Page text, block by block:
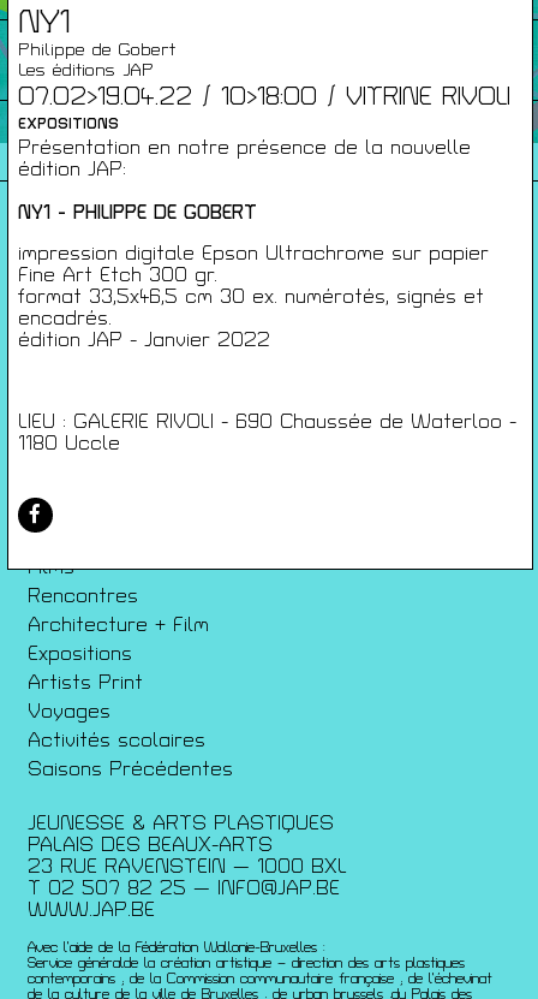
NY1
Philippe de Gobert
Les éditions JAP
07.02>19.04.22 / 10>18:00 / VITRINE RIVOLI
EXPOSITIONS
Présentation en notre présence de la nouvelle
édition JAP:
NY1 - PHILIPPE DE GOBERT
impression digitale Epson Ultrachrome sur papier
Fine Art Etch 300 gr.
format 33,5x46,5 cm 30 ex. numérotés, signés et
encadrés.
édition JAP - Janvier 2022
LIEU : GALERIE RIVOLI - 690 Chaussée de Waterloo -
1180 Uccle
Cartes De Membre
Saisons Précédentes
À propos
Infos pratiques
Carte de membres
Politique de confidentialité
Conférences
Films
Rencontres
Architecture + Film
Expositions
Artists Print
Voyages
Activités scolaires
Saisons Précédentes
JEUNESSE & ARTS PLASTIQUES
PALAIS DES BEAUX-ARTS
23 RUE RAVENSTEIN — 1000 BXL
T 02 507 82 25 —
INFO@JAP.BE
WWW.JAP.BE
Avec l’aide de la Fédération Wallonie-Bruxelles :
Service généralde la création artistique – direction des arts plastiques
contemporains ; de la Commission communautaire française ; de l’échevinat
de la culture de la ville de Bruxelles ; de urban brussels ;du Palais des